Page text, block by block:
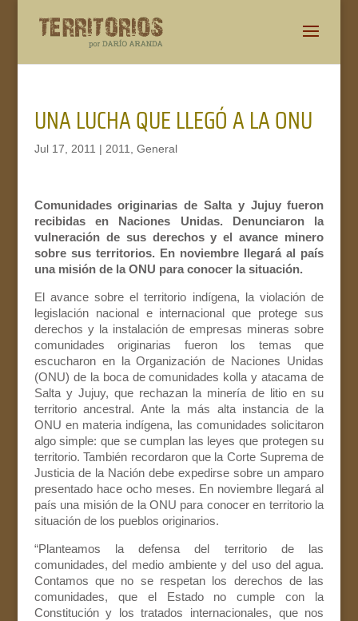
UNA LUCHA QUE LLEGÓ A LA ONU
Jul 17, 2011 | 2011 General
Comunidades originarias de Salta y Jujuy fueron
recibidas en Naciones Unidas. Denunciaron la
vulneración de sus derechos y el avance minero
sobre sus territorios. En noviembre llegará al país
una misión de la ONU para conocer la situación.
El avance sobre el territorio indígena, la violación de
legislación nacional e internacional que protege sus
derechos y la instalación de empresas mineras sobre
comunidades originarias fueron los temas que
escucharon en la Organización de Naciones Unidas
(ONU) de la boca de comunidades kolla y atacama de
Salta y Jujuy, que rechazan la minería de litio en su
territorio ancestral. Ante la más alta instancia de la
ONU en materia indígena, las comunidades solicitaron
algo simple: que se cumplan las leyes que protegen su
territorio. También recordaron que la Corte Suprema de
Justicia de la Nación debe expedirse sobre un amparo
presentado hace ocho meses. En noviembre llegará al
país una misión de la ONU para conocer en territorio la
situación de los pueblos originarios.
“Planteamos la defensa del territorio de las
comunidades, del medio ambiente y del uso del agua.
Contamos que no se respetan los derechos de las
comunidades, que el Estado no cumple con la
Constitución y los tratados internacionales, que nos